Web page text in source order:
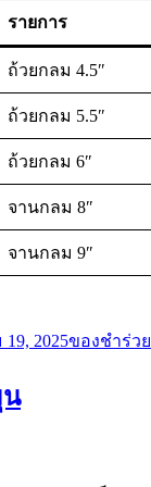
รายการ
ถ้วยกลม 4.5″
ถ้วยกลม 5.5″
ถ้วยกลม 6″
จานกลม 8″
จานกลม 9″
2025หมู่
ของชำร่วย